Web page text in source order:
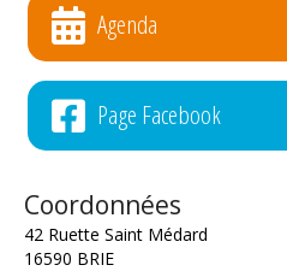
Agenda
Page Facebook
Coordonnées
42 Ruette Saint Médard
16590 BRIE